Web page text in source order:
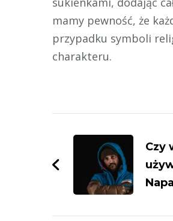
mamy pewność, że
przypadku symboli
charakteru.
wpisy
Czy